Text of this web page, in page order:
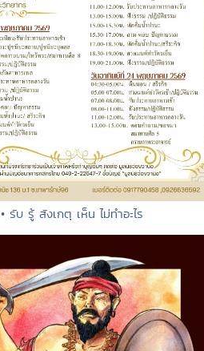
• รับ รู้ สังเกตุ เห็น ไม่ทำอะไร